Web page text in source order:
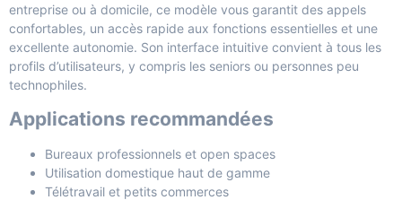
entreprise ou à domicile, ce modèle vous garantit des appels
confortables, un accès rapide aux fonctions essentielles et une
excellente autonomie. Son interface intuitive convient à tous les
profils d’utilisateurs, y compris les seniors ou personnes peu
technophiles.
Applications recommandées
Bureaux professionnels et open spaces
Utilisation domestique haut de gamme
Télétravail et petits commerces